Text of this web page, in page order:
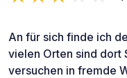
An für sich finde ich
vielen Orten sind dort
versuchen in fremde